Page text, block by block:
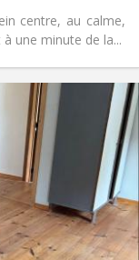
centre, au calme,
une minute de la...
Informatie
Huur:
€ (75 €/pers.)
Kosten:
(13 €/pers.)
Duur:
12 maanden
Domiciliëring:
Inrichting
Badkamer: